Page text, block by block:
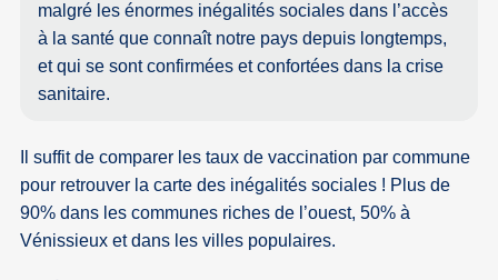
malgré les énormes inégalités sociales dans l’accès
à la santé que connaît notre pays depuis longtemps,
et qui se sont confirmées et confortées dans la crise
sanitaire.
Il suffit de comparer les taux de vaccination par commune
pour retrouver la carte des inégalités sociales ! Plus de
90% dans les communes riches de l’ouest, 50% à
Vénissieux et dans les villes populaires.